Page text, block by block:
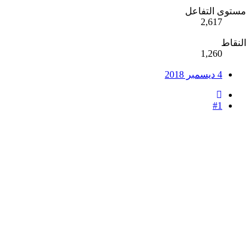
مستوى التفاعل
2,617
النقاط
1,260
4 ديسمبر 2018
#1